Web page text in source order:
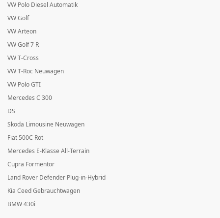
VW Polo Diesel Automatik
VW Golf
VW Arteon
VW Golf 7 R
VW T-Cross
VW T-Roc Neuwagen
VW Polo GTI
Mercedes C 300
DS
Skoda Limousine Neuwagen
Fiat 500C Rot
Mercedes E-Klasse All-Terrain
Cupra Formentor
Land Rover Defender Plug-in-Hybrid
Kia Ceed Gebrauchtwagen
BMW 430i